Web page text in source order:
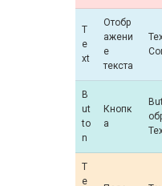
T
e
xt
Отобр
ажени
е
текста
B
ut
to
n
Кнопк
а
T
e